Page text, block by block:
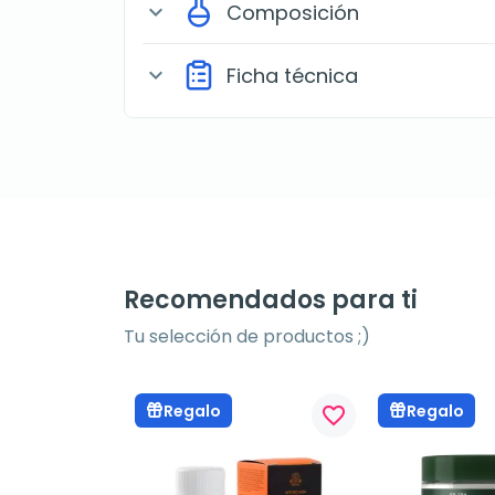
expand_more Composición
expand_more Ficha técnica
Recomendados para ti
Tu selección de productos ;)
Regalo favorite_border Regalo